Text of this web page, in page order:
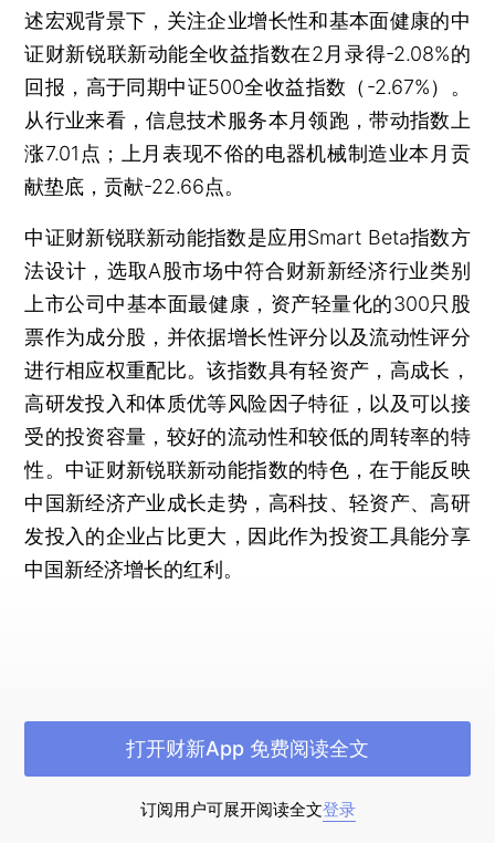
述宏观背景下，关注企业增长性和基本面健康的中
证财新锐联新动能全收益指数在2月录得-2.08%的
回报，高于同期中证500全收益指数（-2.67%）。
从行业来看，信息技术服务本月领跑，带动指数上
涨7.01点；上月表现不俗的电器机械制造业本月贡
献垫底，贡献-22.66点。
中证财新锐联新动能指数是应用Smart Beta指数方
法设计，选取A股市场中符合财新新经济行业类别
上市公司中基本面最健康，资产轻量化的300只股
票作为成分股，并依据增长性评分以及流动性评分
进行相应权重配比。该指数具有轻资产，高成长，
高研发投入和体质优等风险因子特征，以及可以接
受的投资容量，较好的流动性和较低的周转率的特
性。中证财新锐联新动能指数的特色，在于能反映
中国新经济产业成长走势，高科技、轻资产、高研
发投入的企业占比更大，因此作为投资工具能分享
中国新经济增长的红利。
点击获得2018年2月中证财新锐联新动能指数报告
订阅用户可展开阅读全文登录
打开财新App 免费阅读全文